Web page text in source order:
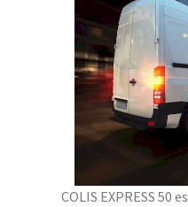
COLIS EXPRESS 50